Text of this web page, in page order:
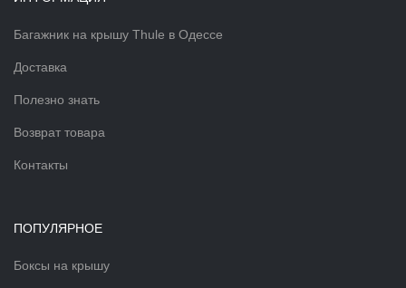
Багажник на крышу Thule в Одессе
Доставка
Полезно знать
Возврат товара
Контакты
ПОПУЛЯРНОЕ
Боксы на крышу